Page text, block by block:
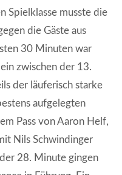
Spielklasse musste die
die Gäste aus
30 Minuten war
zwischen der 13.
der läuferisch starke
aufgelegten
Pass von Aaron Helf,
Nils Schwindinger
28. Minute gingen